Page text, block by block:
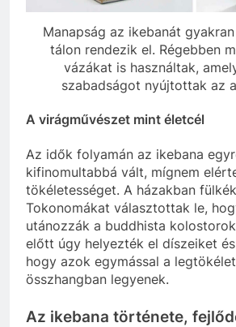
Manapság az ikebanát
tálon rendezik el. Régebben
vázákat is használtak,
szabadságot nyújtottak az
A virágművészet mint életcél
Az idők folyamán az ikebana
kifinomultabbá vált, mígnem
tökéletességet. A házakban
Tokonomákat választottak le,
utánozzák a buddhista
előtt úgy helyezték el díszeiket
hogy azok egymással a
összhangban legyenek.
Az ikebana története,